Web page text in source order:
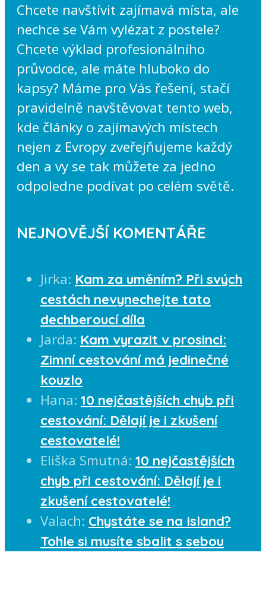
Chcete navštívit zajímavá místa, ale
nechce se Vám vylézat z postele?
Chcete výklad profesionálního
průvodce, ale máte hluboko do
kapsy? Máme pro Vás řešení, stačí
pravidelně navštěvovat tento web,
kde články o zajímavých místech
nejen z Evropy zveřejňujeme každý
den a vy se tak můžete za jedno
odpoledne podívat po celém světě.
NEJNOVĚJŠÍ KOMENTÁŘE
Jirka: Kam za uměním? Při svých
cestách nevynechejte tato
dechberoucí díla
Jarda: Kam vyrazit v prosinci:
Zimní cestování má jedinečné
kouzlo
Hana: 10 nejčastějších chyb při
cestování: Dělají je i zkušení
cestovatelé!
Eliška Smutná: 10 nejčastějších
chyb při cestování: Dělají je i
zkušení cestovatelé!
Valach: Chystáte se na Island?
Tohle si musíte sbalit s sebou